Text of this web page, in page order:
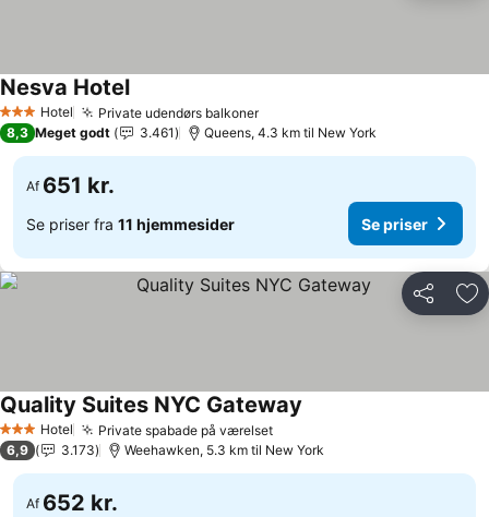
3 StjernerHotel Private udendørs balkoner
Nesva Hotel
8,3 Meget godt 3.461 Queens, 4.3 km til New York
Af 651 kr.
Se priser fra 11 hjemmesider Se priser
Del
3 StjernerHotel Private spabade på værelset
Quality Suites NYC Gateway
6,9 3.173 Weehawken, 5.3 km til New York
Af 652 kr.